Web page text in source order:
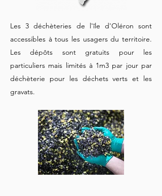
Les 3 déchèteries de l'île d'Oléron sont
accessibles à tous les usagers du territoire.
Les dépôts sont gratuits pour les
particuliers mais limités à 1m3 par jour par
déchèterie pour les déchets verts et les
gravats.